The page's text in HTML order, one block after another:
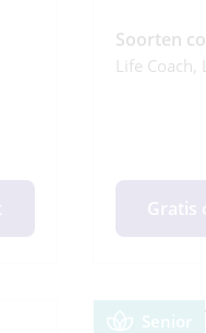
Soorten
Life
Gratis
Senior